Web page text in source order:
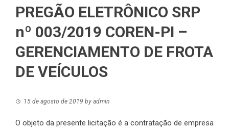
PREGÃO ELETRÔNICO SRP
nº 003/2019 COREN-PI –
GERENCIAMENTO DE FROTA
DE VEÍCULOS
15 de agosto de 2019 by admin
O objeto da presente licitação é a contratação de empresa